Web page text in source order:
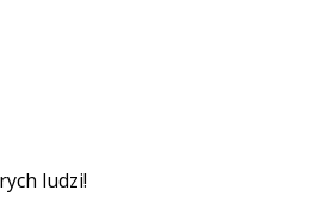
ludzi!